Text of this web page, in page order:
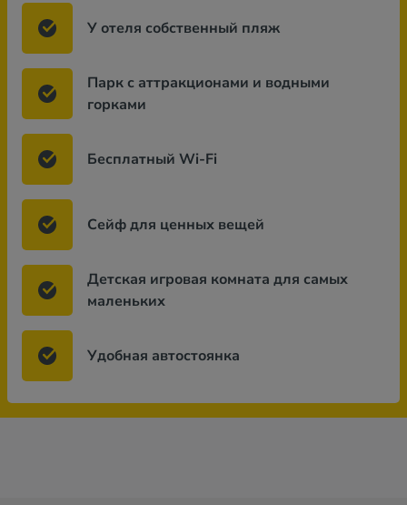
У отеля собственный пляж
Парк с аттракционами и водными
горками
Бесплатный Wi-Fi
Сейф для ценных вещей
Детская игровая комната для самых
маленьких
Удобная автостоянка